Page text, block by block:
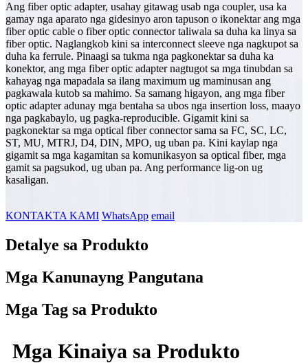
Ang fiber optic adapter, usahay gitawag usab nga coupler, usa ka
gamay nga aparato nga gidesinyo aron tapuson o ikonektar ang mga
fiber optic cable o fiber optic connector taliwala sa duha ka linya sa
fiber optic. Naglangkob kini sa interconnect sleeve nga nagkupot sa
duha ka ferrule. Pinaagi sa tukma nga pagkonektar sa duha ka
konektor, ang mga fiber optic adapter nagtugot sa mga tinubdan sa
kahayag nga mapadala sa ilang maximum ug maminusan ang
pagkawala kutob sa mahimo. Sa samang higayon, ang mga fiber
optic adapter adunay mga bentaha sa ubos nga insertion loss, maayo
nga pagkabaylo, ug pagka-reproducible. Gigamit kini sa
pagkonektar sa mga optical fiber connector sama sa FC, SC, LC,
ST, MU, MTRJ, D4, DIN, MPO, ug uban pa. Kini kaylap nga
gigamit sa mga kagamitan sa komunikasyon sa optical fiber, mga
gamit sa pagsukod, ug uban pa. Ang performance lig-on ug
kasaligan.
KONTAKTA KAMI WhatsApp email
Detalye sa Produkto
Mga Kanunayng Pangutana
Mga Tag sa Produkto
Mga Kinaiya sa Produkto